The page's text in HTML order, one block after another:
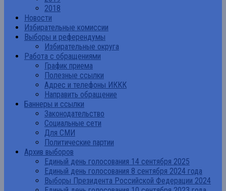
2018
Новости
Избирательные комиссии
Выборы и референдумы
Избирательные округа
Работа с обращениями
График приема
Полезные ссылки
Адрес и телефоны ИККК
Направить обращение
Баннеры и ссылки
Законодательство
Социальные сети
Для СМИ
Политические партии
Архив выборов
Единый день голосования 14 сентября 2025
Единый день голосования 8 сентября 2024 года
Выборы Президента Российской Федерации 2024